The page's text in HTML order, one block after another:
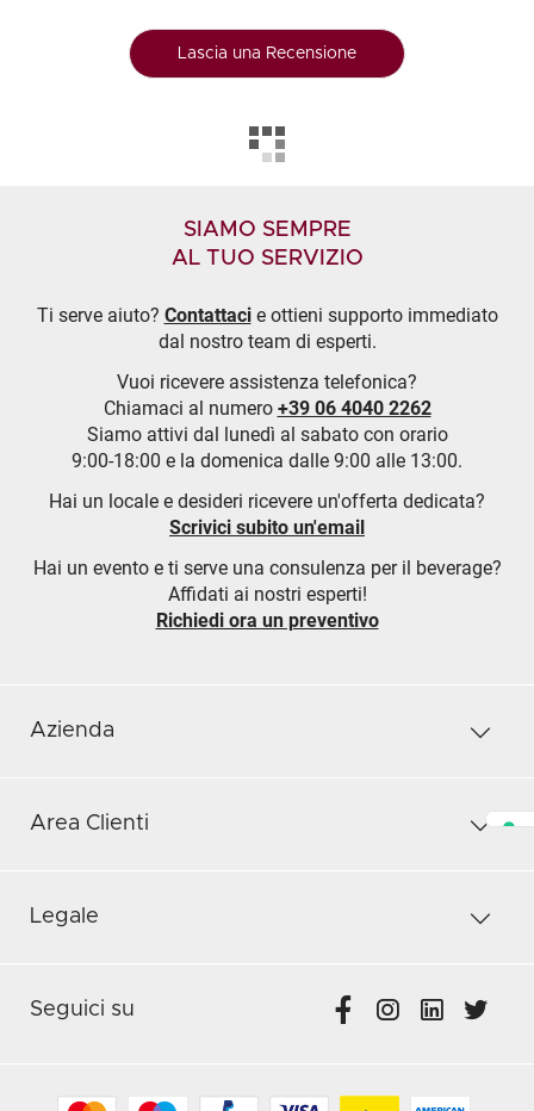
Lascia una Recensione
SIAMO SEMPRE
AL TUO SERVIZIO
Ti serve aiuto? Contattacie ottieni supporto immediato
dal nostro team di esperti.
Vuoi ricevere assistenza telefonica?
Chiamaci al numero +39 06 4040 2262
Siamo attivi dal lunedì al sabato con orario
9:00-18:00 e la domenica dalle 9:00 alle 13:00.
Hai un locale e desideri ricevere un'offerta dedicata?
Scrivici subito un'email
Hai un evento e ti serve una consulenza per il beverage?
Affidati ai nostri esperti!
Richiedi ora un preventivo
Azienda
Area Clienti
Legale
Seguici su